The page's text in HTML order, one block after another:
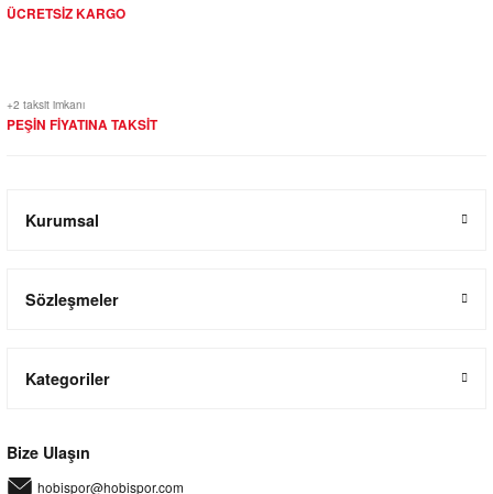
ÜCRETSİZ KARGO
+2 taksit imkanı
PEŞİN FİYATINA TAKSİT
Kurumsal
Sözleşmeler
Kategoriler
Bize Ulaşın
hobispor@hobispor.com